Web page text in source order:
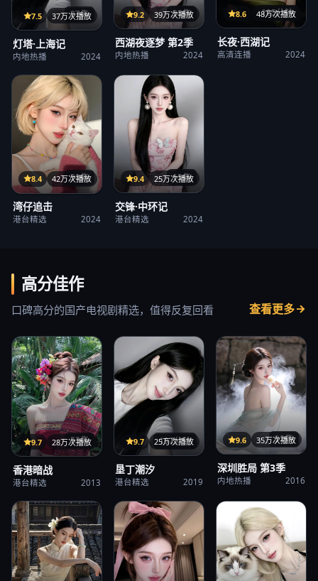
27集
7.5 37万次播放
灯塔·上海记
内地热播 2024
38集
9.2 39万次播放
西湖夜逐梦 第2季
内地热播 2024
125分钟
8.6 48万次播放
长夜·西湖记
高清连播 2024
38集
8.4 42万次播放
湾仔追击
港台精选 2024
15集
9.4 25万次播放
交锋·中环记
港台精选 2024
高分佳作
口碑高分的国产电视剧精选，值得反复回看 查看更多
33集
9.7 28万次播放
香港暗战
港台精选 2013
107分钟
9.7 25万次播放
垦丁潮汐
港台精选 2019
32集
9.6 35万次播放
深圳胜局 第3季
内地热播 2016